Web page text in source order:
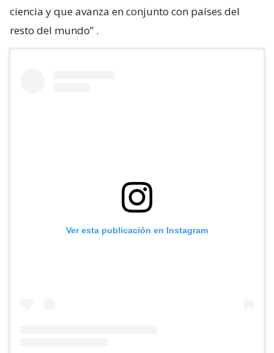
ciencia y que avanza en conjunto con países del
resto del mundo” .
Ver esta publicación en Instagram